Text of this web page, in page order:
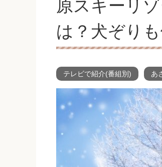
原スキーリ
は？犬ぞりも
テレビで紹介(番組別) あ